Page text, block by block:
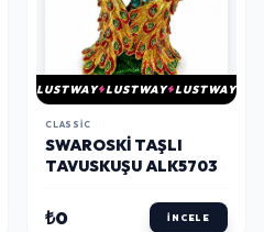
LUSTWAY LUSTWAY LUSTWAY
CLASSIC
SWAROSKI TAŞLI
TAVUSKUŞU ALK5703
₺0 İNCELE